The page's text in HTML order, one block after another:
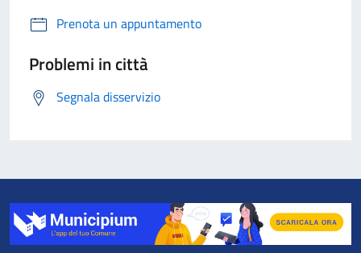
Prenota un appuntamento
Problemi in città
Segnala disservizio